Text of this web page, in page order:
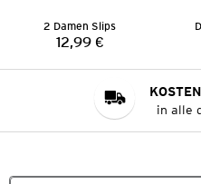
2 Damen Slips
Preis:
12,99 €
in alle